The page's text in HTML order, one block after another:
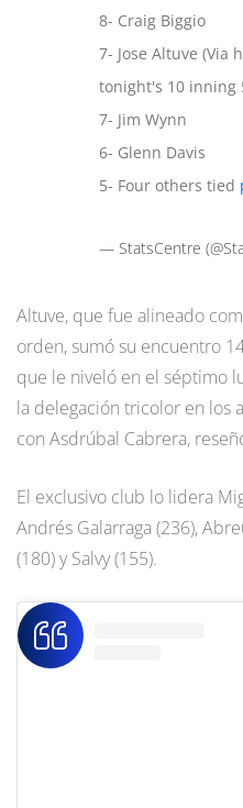
8- Craig Biggio
7- Jose Altuve (Via
tonight's 10 inning
7- Jim Wynn
6- Glenn Davis
5- Four others tied
— StatsCentre
Altuve, que fue alineado
orden, sumó su encuentro
que le niveló en el séptimo
la delegación tricolor en los
con Asdrúbal Cabrera,
El exclusivo club lo lidera
Andrés Galarraga (236),
(180) y Salvy (155).